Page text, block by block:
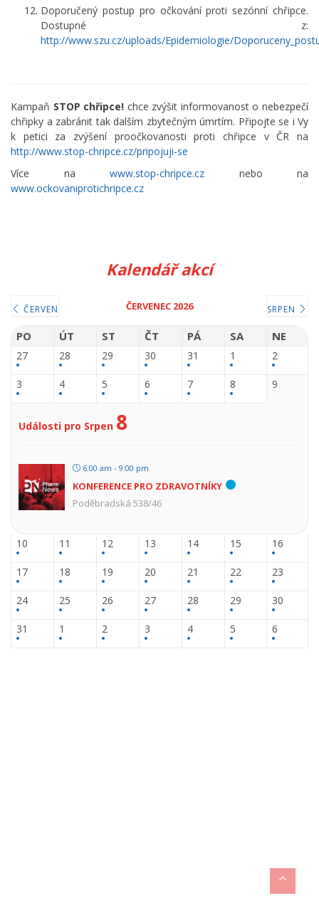
Doporučený postup pro očkování proti sezónní chřipce.
Dostupné z:
http://www.szu.cz/uploads/Epidemiologie/
Kampaň STOP chřipce! chce zvýšit informovanost o nebezpečí
chřipky a zabránit tak dalším zbytečným úmrtím. Připojte se i Vy
k petici za zvýšení proočkovanosti proti chřipce v ČR na
http://www.stop-chripce.cz/pripojuji-se
Více na www.stop-chripce.cz nebo na
www.ockovaniprotichripce.cz
Kalendář akcí
ČERVEN ČERVENEC 2026 SRPEN
PO ÚT ST ČT PÁ SA NE
27 28 29 30 31 1 2
3 4 5 6 7 8 9
Události pro Srpen 8
6:00 am - 9:00 pm
KONFERENCE PRO ZDRAVOTNÍKY
Poděbradská 538/46
10 11 12 13 14 15 16
17 18 19 20 21 22 23
24 25 26 27 28 29 30
31 1 2 3 4 5 6